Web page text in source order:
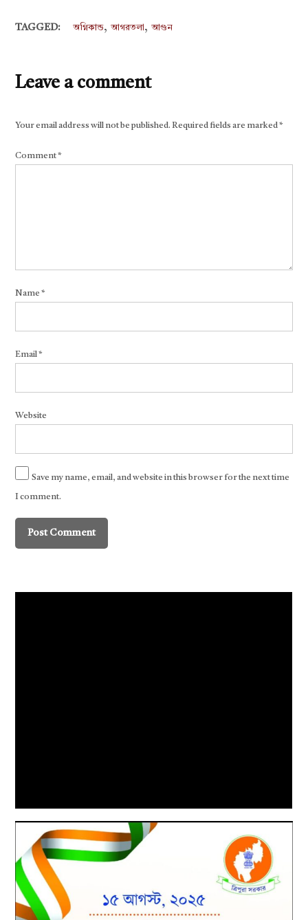
TAGGED: অগ্নিকান্ড,আগরতলা ,আগুন
Leave a comment
Your email address will not be published. Required fields are marked*
Comment*
Name*
Email*
Website
Save my name, email, and website in this browser for the next time
I comment.